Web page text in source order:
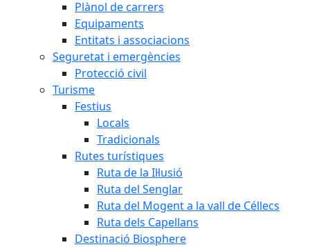
Plànol de carrers
Equipaments
Entitats i associacions
Seguretat i emergències
Protecció civil
Turisme
Festius
Locals
Tradicionals
Rutes turístiques
Ruta de la Il·lusió
Ruta del Senglar
Ruta del Mogent a la vall de Céllecs
Ruta dels Capellans
Destinació Biosphere